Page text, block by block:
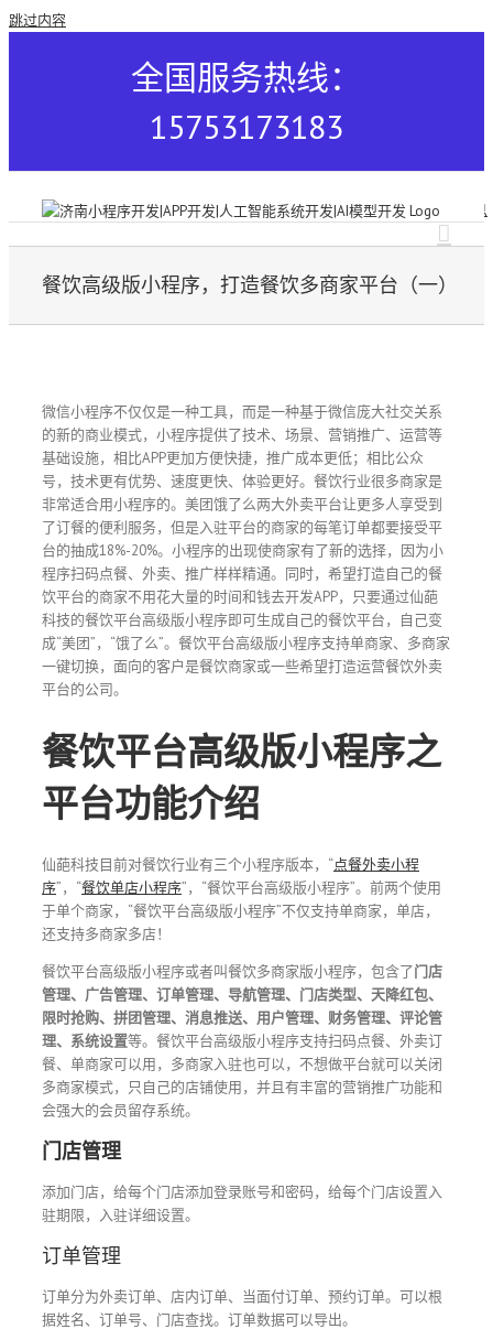
跳过内容
全国服务热线：
15753173183
餐饮高级版小程序，打造餐饮多商家平台（一）
微信小程序不仅仅是一种工具，而是一种基于微信庞大社交关系
的新的商业模式，小程序提供了技术、场景、营销推广、运营等
基础设施，相比APP更加方便快捷，推广成本更低；相比公众
号，技术更有优势、速度更快、体验更好。餐饮行业很多商家是
非常适合用小程序的。美团饿了么两大外卖平台让更多人享受到
了订餐的便利服务，但是入驻平台的商家的每笔订单都要接受平
台的抽成18%-20%。小程序的出现使商家有了新的选择，因为小
程序扫码点餐、外卖、推广样样精通。同时，希望打造自己的餐
饮平台的商家不用花大量的时间和钱去开发APP，只要通过仙葩
科技的餐饮平台高级版小程序即可生成自己的餐饮平台，自己变
成“美团”，“饿了么”。餐饮平台高级版小程序支持单商家、多商家
一键切换，面向的客户是餐饮商家或一些希望打造运营餐饮外卖
平台的公司。
餐饮平台高级版小程序之
平台功能介绍
仙葩科技目前对餐饮行业有三个小程序版本，“点餐外卖小程
序”，“餐饮单店小程序”，“餐饮平台高级版小程序”。前两个使用
于单个商家，“餐饮平台高级版小程序”不仅支持单商家，单店，
还支持多商家多店！
餐饮平台高级版小程序或者叫餐饮多商家版小程序，包含了门店
管理、广告管理、订单管理、导航管理、门店类型、天降红包、
限时抢购、拼团管理、消息推送、用户管理、财务管理、评论管
理、系统设置等。餐饮平台高级版小程序支持扫码点餐、外卖订
餐、单商家可以用，多商家入驻也可以，不想做平台就可以关闭
多商家模式，只自己的店铺使用，并且有丰富的营销推广功能和
会强大的会员留存系统。
门店管理
添加门店，给每个门店添加登录账号和密码，给每个门店设置入
驻期限，入驻详细设置。
订单管理
订单分为外卖订单、店内订单、当面付订单、预约订单。可以根
据姓名、订单号、门店查找。订单数据可以导出。